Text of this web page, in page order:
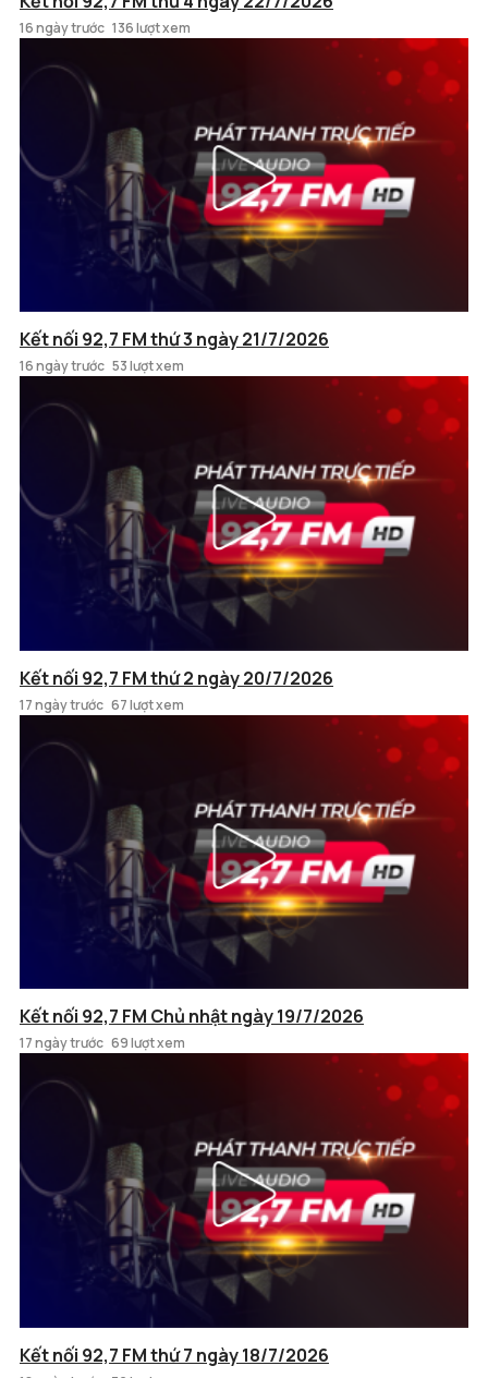
16 ngày trước 136 lượt xem
Kết nối 92,7 FM thứ 3 ngày 21/7/2026
16 ngày trước 53 lượt xem
Kết nối 92,7 FM thứ 2 ngày 20/7/2026
17 ngày trước 67 lượt xem
Kết nối 92,7 FM Chủ nhật ngày 19/7/2026
17 ngày trước 69 lượt xem
Kết nối 92,7 FM thứ 7 ngày 18/7/2026